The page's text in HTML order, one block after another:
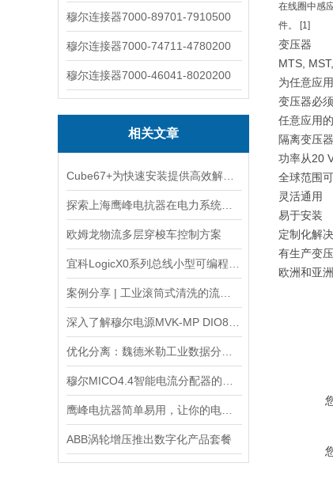
穆尔连接器7000-89701-7910500
穆尔连接器7000-74711-4780200
穆尔连接器7000-46041-8020200
相关文章
欧姆龙物流多层穿梭车控制方案
ABB涡轮增压推出数字化产品套餐
在线圈中感
件。 [1]
变压器
MTS,
为任意应
变压器必
任意应用
隔离变压
功率从20
全球范围
灵活通用
易于安装
定制化解
有生产变
欧洲和亚